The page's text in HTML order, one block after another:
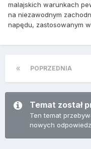
malajskich warunkach
na niezawodnym
napędu, zastosowanym w
POPRZEDNIA
Temat został
Ten temat
nowych